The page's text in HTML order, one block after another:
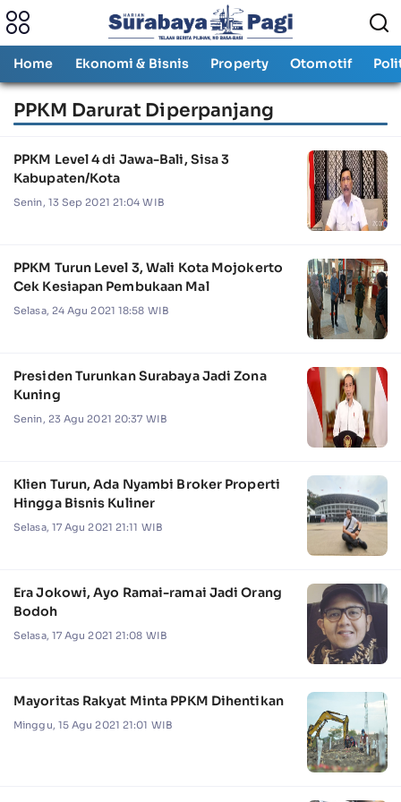
Home Ekonomi & Bisnis Property Otomotif
PPKM Darurat Diperpanjang
PPKM Level 4 di Jawa-Bali, Sisa 3
Kabupaten/Kota
Senin, 13 Sep 2021 21:04 WIB
PPKM Turun Level 3, Wali Kota Mojokerto
Cek Kesiapan Pembukaan Mal
Selasa, 24 Agu 2021 18:58 WIB
Presiden Turunkan Surabaya Jadi Zona
Kuning
Senin, 23 Agu 2021 20:37 WIB
Klien Turun, Ada Nyambi Broker Properti
Hingga Bisnis Kuliner
Selasa, 17 Agu 2021 21:11 WIB
Era Jokowi, Ayo Ramai-ramai Jadi Orang
Bodoh
Selasa, 17 Agu 2021 21:08 WIB
Mayoritas Rakyat Minta PPKM Dihentikan
Minggu, 15 Agu 2021 21:01 WIB